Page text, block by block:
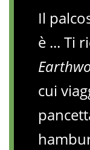
Il
è ... Ti
cui